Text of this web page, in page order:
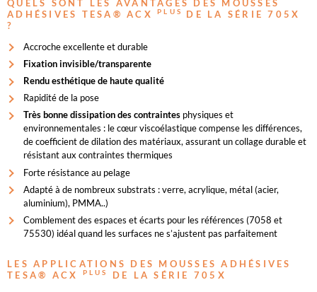
QUELS SONT LES AVANTAGES DES MOUSSES
ADHÉSIVES TESA® ACX
PLUS DE LA SÉRIE 705X
?
Accroche excellente et durable
Fixation invisible/transparente
Rendu esthétique de haute qualité
Rapidité de la pose
Très bonne dissipation des contraintes physiques et
environnementales : le cœur viscoélastique compense les différences,
de coefficient de dilation des matériaux, assurant un collage durable et
résistant aux contraintes thermiques
Forte résistance au pelage
Adapté à de nombreux substrats : verre, acrylique, métal (acier,
aluminium), PMMA..)
Comblement des espaces et écarts pour les références (7058 et
75530) idéal quand les surfaces ne s’ajustent pas parfaitement
LES APPLICATIONS DES MOUSSES ADHÉSIVES
TESA® ACX
PLUS
DE LA SÉRIE 705X